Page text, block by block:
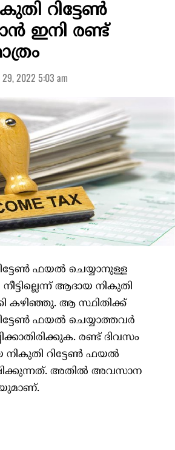
റിട്ടേൺ
ഇനി രണ്ട്
29, 2022 5:03 am
ഫയൽ ചെയ്യാനുള്ള
ആദായ നികുതി
കഴിഞ്ഞു. ആ സ്ഥിതിക്ക്
ഫയൽ ചെയ്യാത്തവർ
രണ്ട് ദിവസം
നികുതി റിട്ടേൺ ഫയൽ
അതിൽ അവസാന